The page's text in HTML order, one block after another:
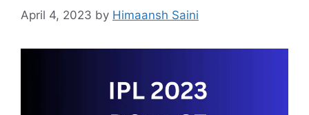
April 4, 2023 by Himaansh Saini